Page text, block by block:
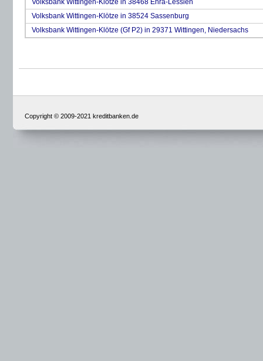
Volksbank Wittingen-Klötze in 38468 Ehra-Lessien
Volksbank Wittingen-Klötze in 38524 Sassenburg
Volksbank Wittingen-Klötze (Gf P2) in 29371 Wittingen, Niedersachs
Copyright © 2009-2021 kreditbanken.de